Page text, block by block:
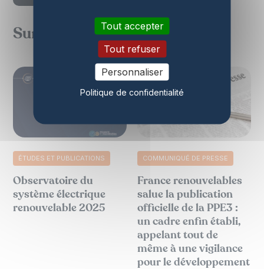
Sur le même sujet
ÉTUDES ET PUBLICATIONS
Observatoire du
système électrique
renouvelable 2025
COMMUNIQUÉ DE PRESSE
France renouvelables
salue la publication
officielle de la PPE3 :
un cadre enfin établi,
appelant tout de
même à une vigilance
pour le développement
Tout accepter
Tout refuser
Personnaliser
Politique de confidentialité